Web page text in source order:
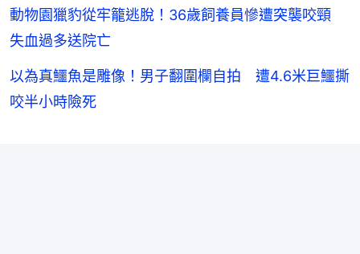
動物園獵豹從牢籠逃脫！36歲飼養員慘遭突襲咬頸
失血過多送院亡
以為真鱷魚是雕像！男子翻圍欄自拍 遭4.6米巨鱷撕
咬半小時險死